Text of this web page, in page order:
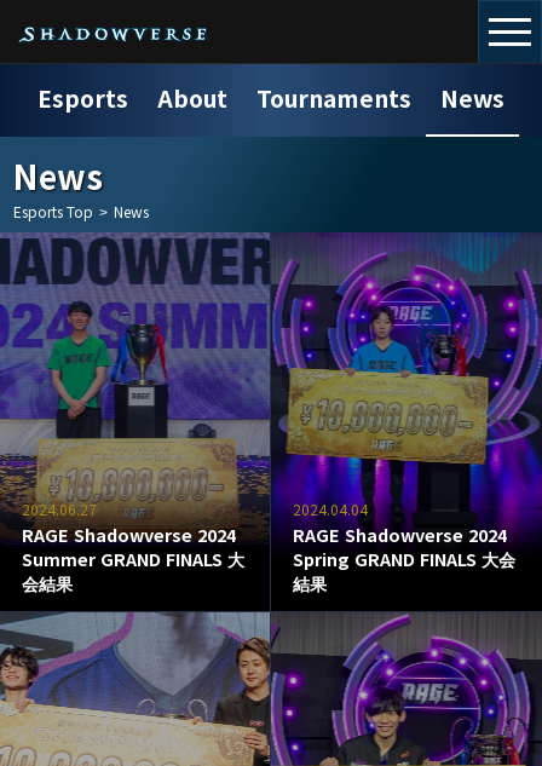
Esports About Tournaments News
News
Esports Top > News
2024.06.27
RAGE Shadowverse 2024
Summer GRAND FINALS 大
会結果
2024.04.04
RAGE Shadowverse 2024
Spring GRAND FINALS 大会
結果